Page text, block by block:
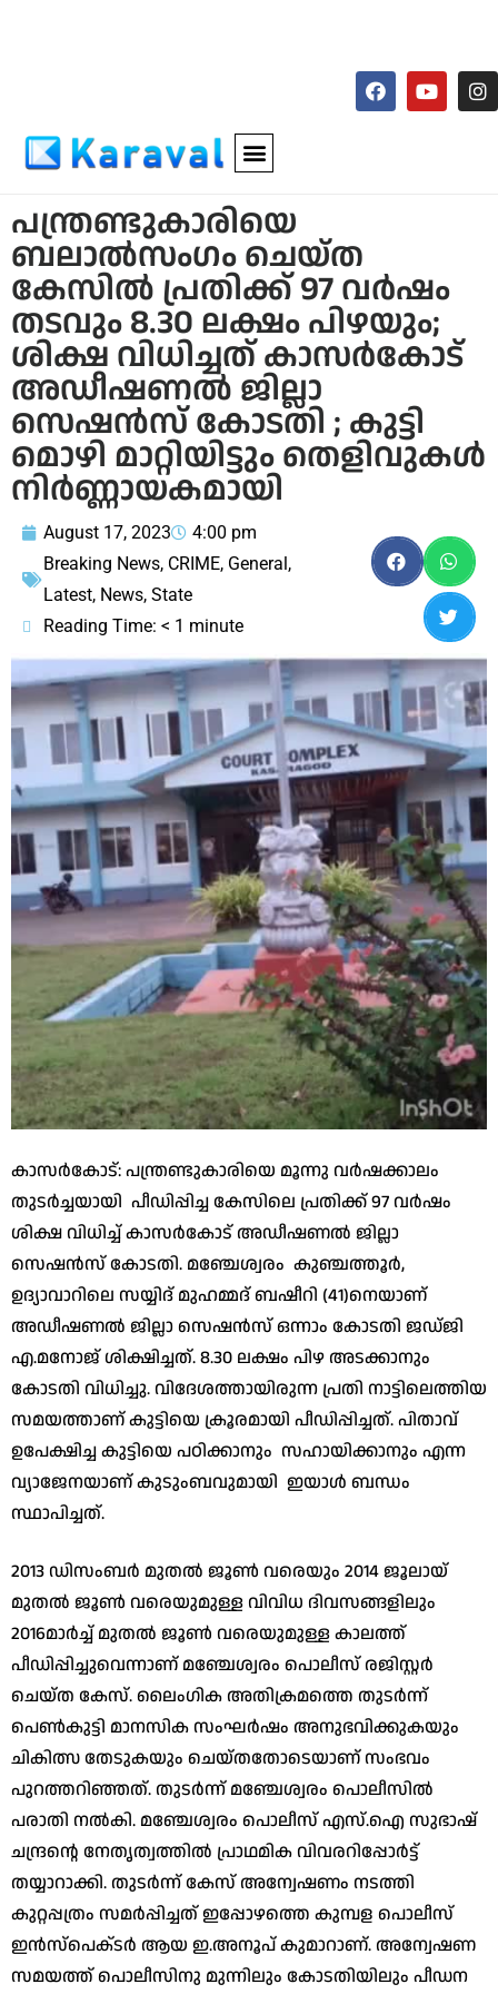
പന്ത്രണ്ടുകാരിയെ
ബലാൽസംഗം ചെയ്ത
കേസിൽ പ്രതിക്ക് 97 വ‍ർഷം
തടവും 8.30 ലക്ഷം പിഴയും;
ശിക്ഷ വിധിച്ചത് കാസർകോട്
അഡീഷണൽ ജില്ലാ
സെഷൻസ് കോടതി ; കുട്ടി
മൊഴി മാറ്റിയിട്ടും തെളിവുകൾ
നിർണ്ണായകമായി
August 17, 2023
4:00 pm
Breaking News, CRIME, General,
Latest, News, State
Reading Time: < 1 minute
കാസര്‍കോട്‌: പന്ത്രണ്ടുകാരിയെ മൂന്നു വര്‍ഷക്കാലം
തുടർച്ചയായി പീഡിപ്പിച്ച കേസിലെ പ്രതിക്ക് 97 വർഷം
ശിക്ഷ വിധിച്ച് കാസർകോട് അഡീഷണൽ ജില്ലാ
സെഷൻസ് കോടതി. മഞ്ചേശ്വരം കുഞ്ചത്തൂര്‍,
ഉദ്യാവാറിലെ സയ്യിദ്‌ മുഹമ്മദ്‌ ബഷീറി (41)നെയാണ്‌
അഡീഷണൽ ജില്ലാ സെഷൻസ് ഒന്നാം കോടതി ജഡ്‌ജി
എ.മനോജ്‌ ശിക്ഷിച്ചത്. 8.30 ലക്ഷം പിഴ അടക്കാനും
കോടതി വിധിച്ചു. വിദേശത്തായിരുന്ന പ്രതി നാട്ടിലെത്തിയ
സമയത്താണ്‌ കുട്ടിയെ ക്രൂരമായി പീഡിപ്പിച്ചത്. പിതാവ്‌
ഉപേക്ഷിച്ച കുട്ടിയെ പഠിക്കാനും സഹായിക്കാനും എന്ന
വ്യാജേനയാണ്‌ കുടുംബവുമായി ഇയാൾ ബന്ധം
സ്ഥാപിച്ചത്‌.
2013 ഡിസംബര്‍ മുതല്‍ ജൂണ്‍ വരെയും 2014 ജൂലായ്‌
മുതല്‍ ജൂണ്‍ വരെയുമുള്ള വിവിധ ദിവസങ്ങളിലും
2016മാര്‍ച്ച്‌ മുതല്‍ ജൂണ്‍ വരെയുമുള്ള കാലത്ത്‌
പീഡിപ്പിച്ചുവെന്നാണ്‌ മഞ്ചേശ്വരം പൊലീസ്‌ രജിസ്റ്റര്‍
ചെയ്‌ത കേസ്‌. ലൈംഗിക അതിക്രമത്തെ തുടർന്ന്
പെണ്‍കുട്ടി മാനസിക സംഘര്‍ഷം അനുഭവിക്കുകയും
ചികിത്സ തേടുകയും ചെയ്‌തതോടെയാണ്‌ സംഭവം
പുറത്തറിഞ്ഞത്‌. തുടര്‍ന്ന്‌ മഞ്ചേശ്വരം പൊലീസില്‍
പരാതി നല്‍കി. മഞ്ചേശ്വരം പൊലീസ്‌ എസ്‌.ഐ സുഭാഷ്‌
ചന്ദ്രന്റെ നേതൃത്വത്തില്‍ പ്രാഥമിക വിവരറിപ്പോര്‍ട്ട്‌
തയ്യാറാക്കി. തുടര്‍ന്ന്‌ കേസ്‌ അന്വേഷണം നടത്തി
കുറ്റപ്പത്രം സമര്‍പ്പിച്ചത്‌ ഇപ്പോഴത്തെ കുമ്പള പൊലീസ്‌
ഇന്‍സ്‌പെക്‌ടര്‍ ആയ ഇ.അനൂപ്‌ കുമാറാണ്‌. അന്വേഷണ
സമയത്ത്‌ പൊലീസിനു മുന്നിലും കോടതിയിലും പീഡന